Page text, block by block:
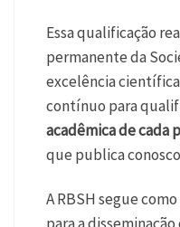
Essa qualificação
permanente da
excelência
contínuo para
acadêmica de cada
que publica
A RBSH segue